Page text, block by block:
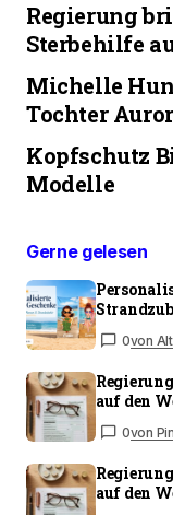
Regierung
Sterbehilfe
Michelle
Tochter
Kopfschutz
Modelle
Gerne gelesen
0von
auf den
0von
auf den